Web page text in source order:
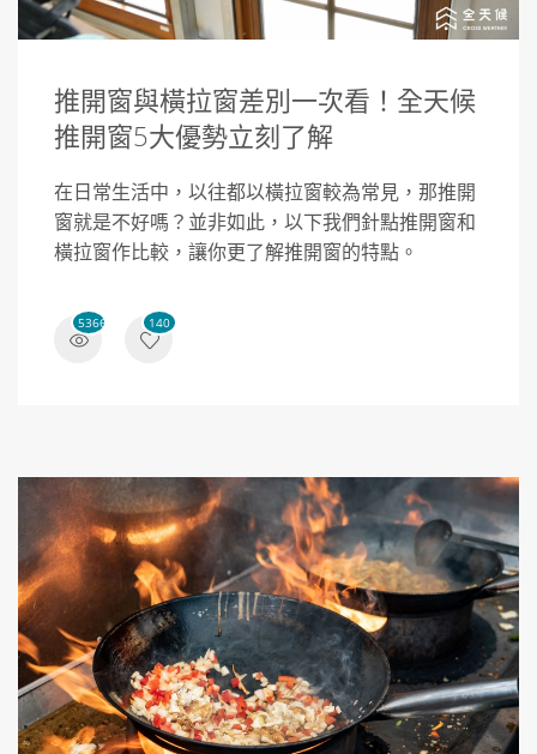
推開窗與橫拉窗差別一次看！全天候
推開窗5大優勢立刻了解
在日常生活中，以往都以橫拉窗較為常見，那推開
窗就是不好嗎？並非如此，以下我們針點推開窗和
橫拉窗作比較，讓你更了解推開窗的特點。
53669 140